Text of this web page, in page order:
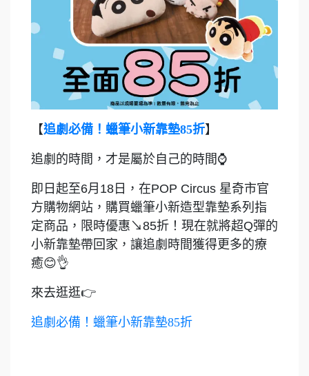
【追劇必備！蠟筆小新靠墊85折】
追劇的時間，才是屬於自己的時間⌚
即日起至6月18日，在POP Circus 星奇市官
方購物網站，購買蠟筆小新造型靠墊系列指
定商品，限時優惠↘85折！現在就將超Q彈的
小新靠墊帶回家，讓追劇時間獲得更多的療
癒😊👌
來去逛逛👉
追劇必備！蠟筆小新靠墊85折